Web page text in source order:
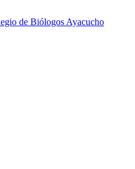
de Biólogos Ayacucho